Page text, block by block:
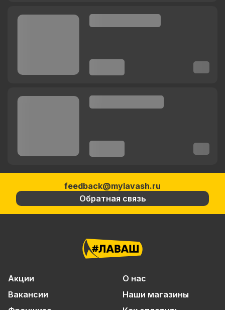
feedback@mylavash.ru
Обратная связь
Акции
О нас
Вакансии
Наши магазины